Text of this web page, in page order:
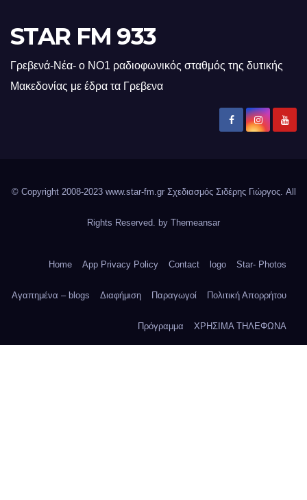
STAR FM 933
Γρεβενά-Νέα- ο ΝΟ1 ραδιοφωνικός σταθμός της δυτικής
Μακεδονίας με έδρα τα Γρεβενα
© Copyright 2008-2023 www.star-fm.gr Σχεδιασμός Σιδέρης Γιώργος. All
Rights Reserved. by Themeansar
Home App Privacy Policy Contact logo Star- Photos
Αγαπημένα – blogs Διαφήμιση Παραγωγοί Πολιτική Απορρήτου
Πρόγραμμα ΧΡΗΣΙΜΑ ΤΗΛΕΦΩΝΑ